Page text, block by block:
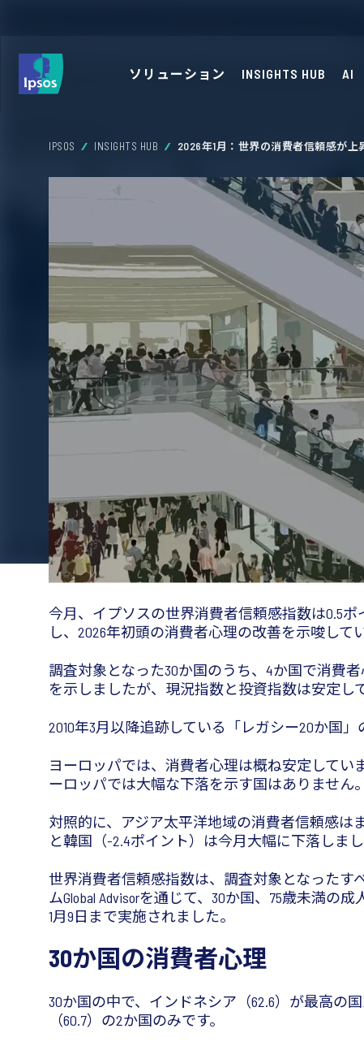
ソリューション INSIGHTS HUB AI
IPSOS INSIGHTS HUB 2026年1月：世界の消費者信頼感が上
今月、イプソスの世界消費者信頼感指数は0.5
し、2026年初頭の消費者心理の改善を示唆して
調査対象となった30か国のうち、4か国で消費
を示しましたが、現況指数と投資指数は安定し
2010年3月以降追跡している「レガシー20か国
ヨーロッパでは、消費者心理は概ね安定してい
ーロッパでは大幅な下落を示す国はありません。
対照的に、アジア太平洋地域の消費者信頼感は
と韓国（-2.4ポイント）は今月大幅に下落しまし
世界消費者信頼感指数は、調査対象となったす
ムGlobal Advisorを通じて、30か国、75歳未満の
1月9日まで実施されました。
30か国の消費者心理
30か国の中で、インドネシア（62.6）が最高の
（60.7）の2か国のみです。